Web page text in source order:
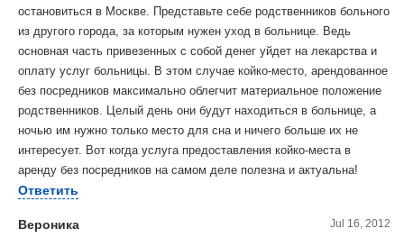
остановиться в Москве. Представьте себе родственников больного
из другого города, за которым нужен уход в больнице. Ведь
основная часть привезенных с собой денег уйдет на лекарства и
оплату услуг больницы. В этом случае койко-место, арендованное
без посредников максимально облегчит материальное положение
родственников. Целый день они будут находиться в больнице, а
ночью им нужно только место для сна и ничего больше их не
интересует. Вот когда услуга предоставления койко-места в
аренду без посредников на самом деле полезна и актуальна!
Ответить
Вероника Jul 16, 2012